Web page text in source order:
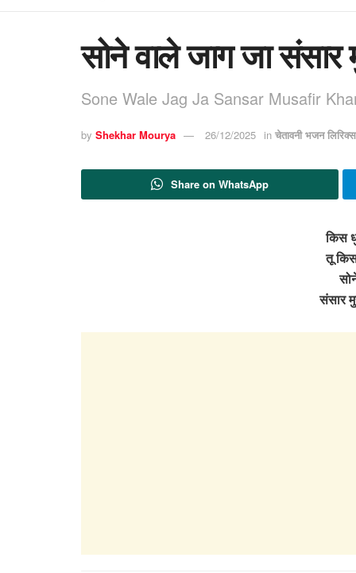
सोने वाले जाग जा संसार
Sone Wale Jag Ja Sansar Musafir
by Shekhar Mourya 26/12/2025 in चेतावनी भजन लिरिक्स
Share on WhatsApp
किस
तू
संसार